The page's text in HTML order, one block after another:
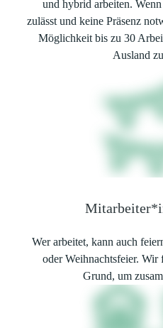
und hybrid arbeiten.
zulässt und keine Präsenz
Möglichkeit bis zu 30
Ausland
Wer arbeitet, kann auch
oder Weihnachtsfeier. Wir
Grund, um